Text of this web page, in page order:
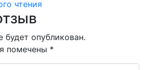
чтения
будет опубликован.
помечены *